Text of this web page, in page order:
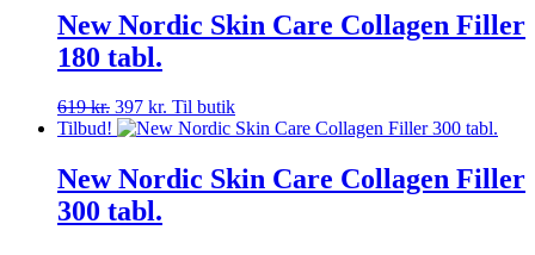
New Nordic Skin Care Collagen Filler
180 tabl.
619kr. Den
oprindelige
var:
619 kr..
397 kr. Den
aktuelle
er:
397 kr..
Til butik
Tilbud!
New Nordic Skin Care Collagen Filler
300 tabl.